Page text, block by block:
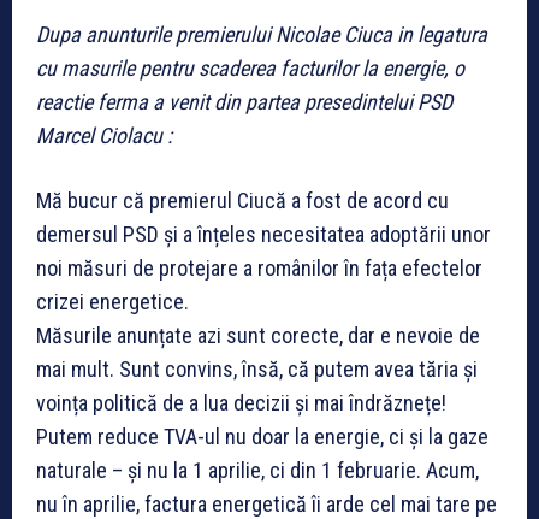
Dupa anunturile premierului Nicolae Ciuca in legatura
cu masurile pentru scaderea facturilor la energie, o
reactie ferma a venit din partea presedintelui PSD
Marcel Ciolacu :
Mă bucur că premierul Ciucă a fost de acord cu
demersul PSD și a înțeles necesitatea adoptării unor
noi măsuri de protejare a românilor în fața efectelor
crizei energetice.
Măsurile anunțate azi sunt corecte, dar e nevoie de
mai mult. Sunt convins, însă, că putem avea tăria și
voința politică de a lua decizii și mai îndrăznețe!
Putem reduce TVA-ul nu doar la energie, ci și la gaze
naturale – și nu la 1 aprilie, ci din 1 februarie. Acum,
nu în aprilie, factura energetică îi arde cel mai tare pe